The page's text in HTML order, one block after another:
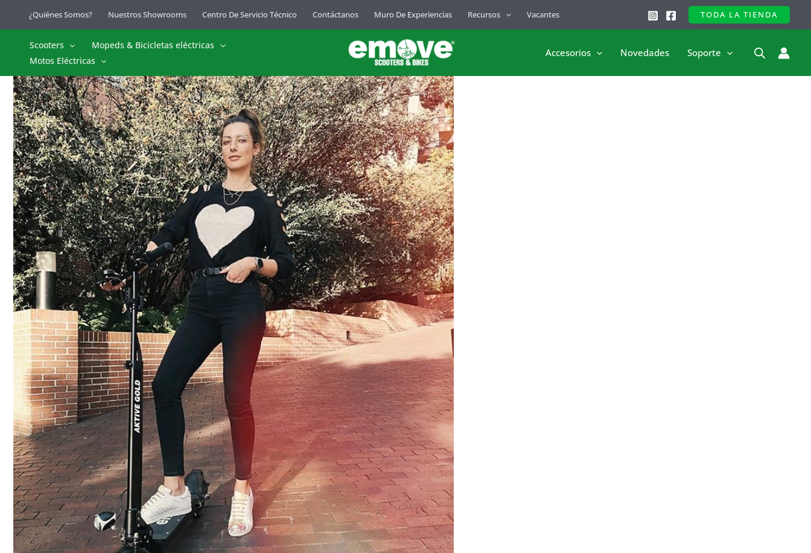
contenido
¿Quiénes Somos? Nuestros Showrooms Centro De Servicio Técnico Contáctanos Muro De Experiencias Recursos Vacantes TODA LA TIENDA
Scooters
Mopeds & Bicicletas eléctricas
Motos Eléctricas
Accesorios Novedades Soporte